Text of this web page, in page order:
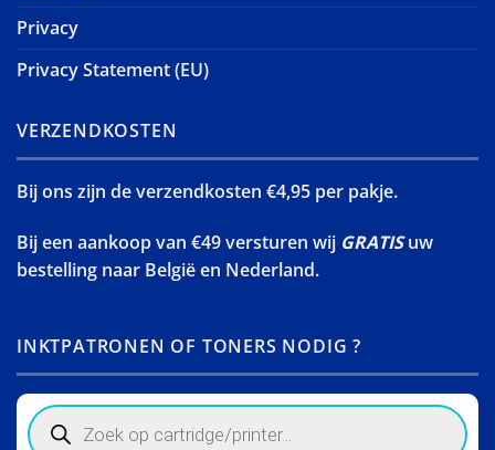
Privacy
Privacy Statement (EU)
VERZENDKOSTEN
Bij ons zijn de verzendkosten €4,95 per pakje.
Bij een aankoop van €49 versturen wij GRATISuw
bestelling naar België en Nederland.
INKTPATRONEN OF TONERS NODIG ?
Products
search